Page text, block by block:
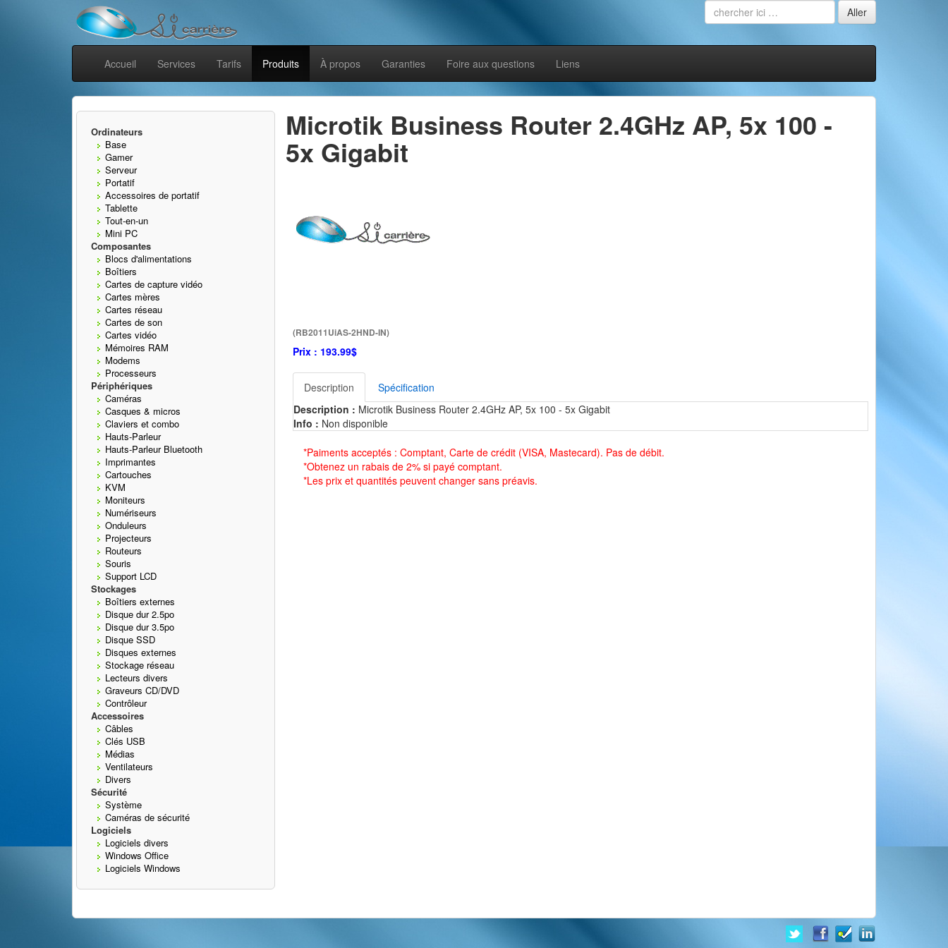
Accueil Services Tarifs Produits À propos Garanties Foire aux questions Liens
Ordinateurs
Base
Gamer
Serveur
Portatif
Accessoires de portatif
Tablette
Tout-en-un
Mini PC
Composantes
Blocs d'alimentations
Boîtiers
Cartes de capture vidéo
Cartes mères
Cartes réseau
Cartes de son
Cartes vidéo
Mémoires RAM
Modems
Processeurs
Périphériques
Caméras
Casques & micros
Claviers et combo
Hauts-Parleur
Hauts-Parleur Bluetooth
Imprimantes
Cartouches
KVM
Moniteurs
Numériseurs
Onduleurs
Projecteurs
Routeurs
Souris
Support LCD
Stockages
Boîtiers externes
Disque dur 2.5po
Disque dur 3.5po
Disque SSD
Disques externes
Stockage réseau
Lecteurs divers
Graveurs CD/DVD
Contrôleur
Accessoires
Câbles
Clés USB
Médias
Ventilateurs
Divers
Sécurité
Système
Caméras de sécurité
Logiciels
Logiciels divers
Windows Office
Logiciels Windows
Microtik Business Router 2.4GHz AP, 5x 100 -
5x Gigabit
(RB2011UiAS-2HND-IN)
Prix : 193.99$
Description
Spécification
Description : Microtik Business Router 2.4GHz AP, 5x 100 - 5x Gigabit
Info : Non disponible
*Paiments acceptés : Comptant, Carte de crédit (VISA, Mastecard). Pas de débit.
*Obtenez un rabais de 2% si payé comptant.
*Les prix et quantités peuvent changer sans préavis.